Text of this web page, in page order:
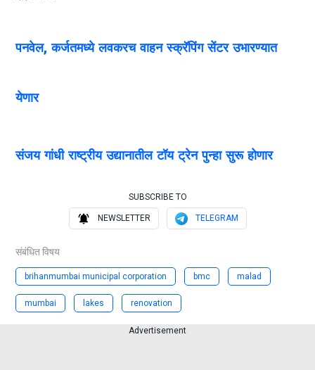
पनवेल, कर्जतमध्ये लवकरच वाहन स्क्रॅपिंग सेंटर उभारण्यात
येणार
संजय गांधी राष्ट्रीय उद्यानातील टॉय ट्रेन पुन्हा सुरू होणार
SUBSCRIBE TO
NEWSLETTER TELEGRAM
संबंधित विषय
brihanmumbai municipal corporation bmc malad
mumbai lakes renovation
Advertisement